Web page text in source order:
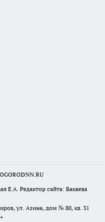
Е.А. Редактор сайта: Бакаева
ул. Азина, дом № 80, кв. 31